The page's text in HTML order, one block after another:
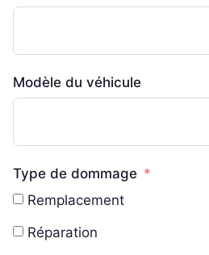
Modèle du véhicule
Type de dommage
Remplacement
Réparation